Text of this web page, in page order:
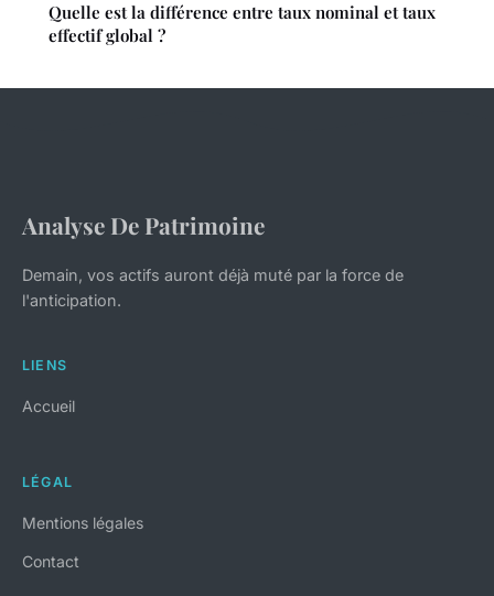
Quelle est la différence entre taux nominal et taux
effectif global ?
Analyse De Patrimoine
Demain, vos actifs auront déjà muté par la force de
l'anticipation.
LIENS
Accueil
LÉGAL
Mentions légales
Contact